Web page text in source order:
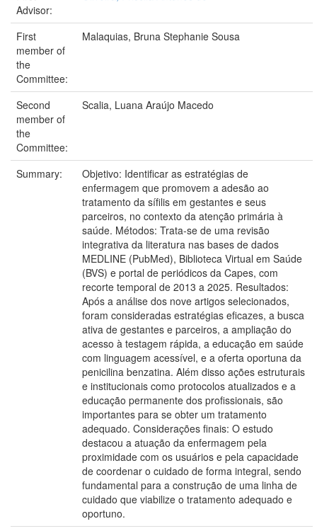
Advisor:
First
member of
the
Committee:
Malaquias, Bruna Stephanie Sousa
Second
member of
the
Committee:
Scalia, Luana Araújo Macedo
Summary:
Objetivo: Identificar as estratégias de
enfermagem que promovem a adesão ao
tratamento da sífilis em gestantes e seus
parceiros, no contexto da atenção primária à
saúde. Métodos: Trata-se de uma revisão
integrativa da literatura nas bases de dados
MEDLINE (PubMed), Biblioteca Virtual em Saúde
(BVS) e portal de periódicos da Capes, com
recorte temporal de 2013 a 2025. Resultados:
Após a análise dos nove artigos selecionados,
foram consideradas estratégias eficazes, a busca
ativa de gestantes e parceiros, a ampliação do
acesso à testagem rápida, a educação em saúde
com linguagem acessível, e a oferta oportuna da
penicilina benzatina. Além disso ações estruturais
e institucionais como protocolos atualizados e a
educação permanente dos profissionais, são
importantes para se obter um tratamento
adequado. Considerações finais: O estudo
destacou a atuação da enfermagem pela
proximidade com os usuários e pela capacidade
de coordenar o cuidado de forma integral, sendo
fundamental para a construção de uma linha de
cuidado que viabilize o tratamento adequado e
oportuno.